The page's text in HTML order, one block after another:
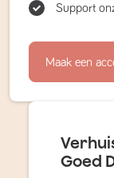
Support
Maak een
Goed